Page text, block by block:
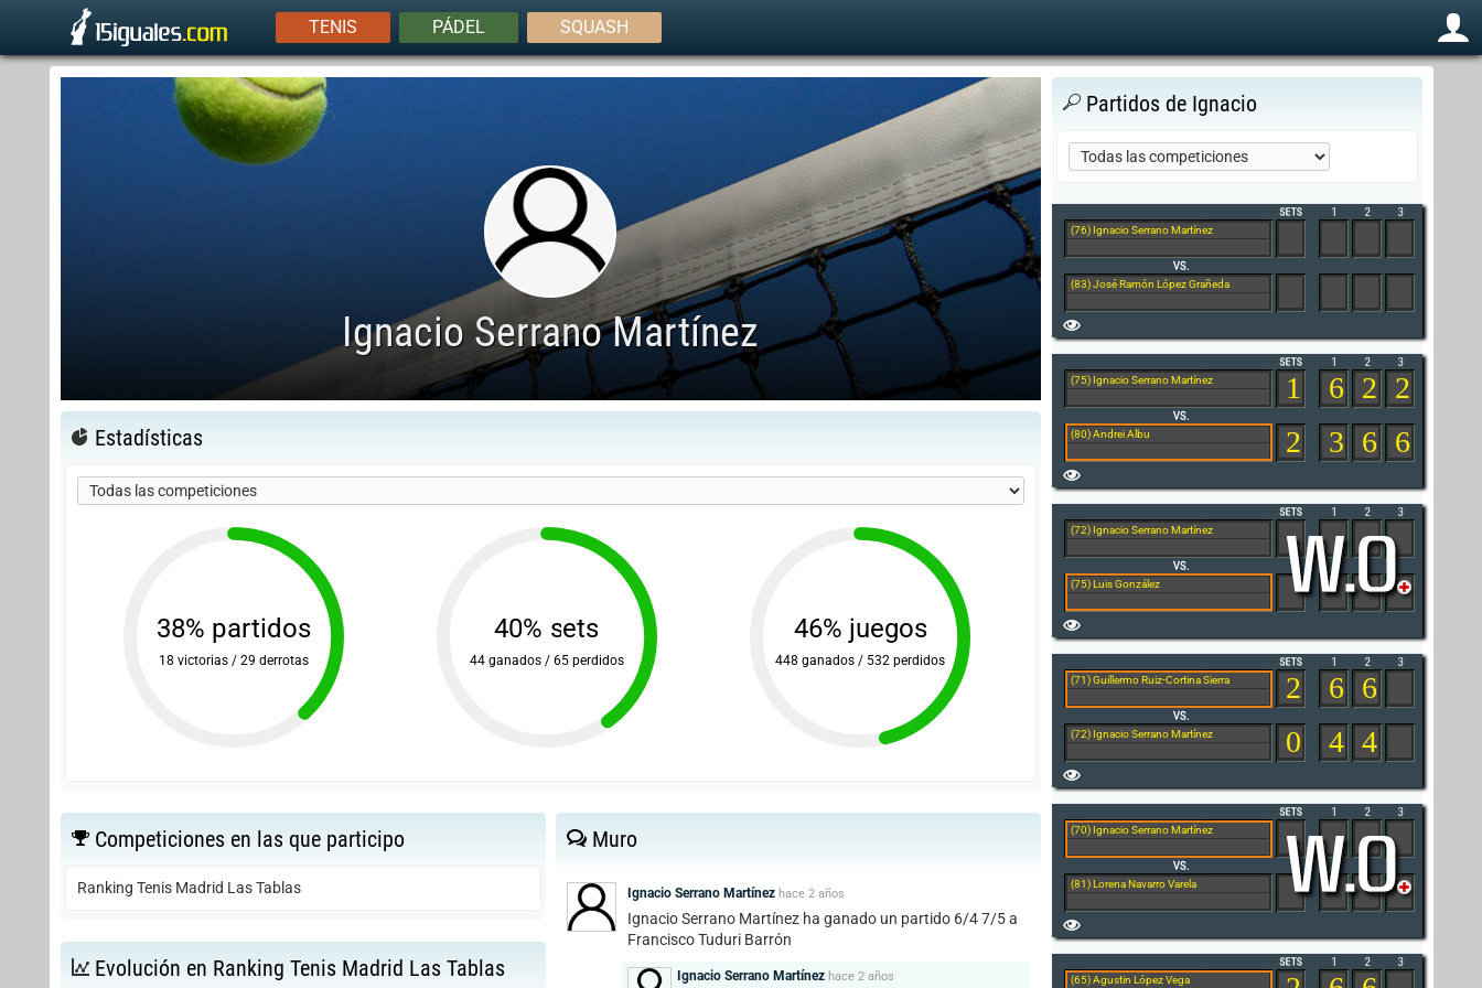
TENIS PÁDEL SQUASH
Ignacio Serrano Martínez
Estadísticas
38% partidos
18 victorias / 29 derrotas
40% sets
44 ganados / 65 perdidos
46% juegos
448 ganados / 532 perdidos
Competiciones en las que participo
Ranking Tenis Madrid Las Tablas
Evolución en Ranking Tenis Madrid Las Tablas
Muro
Ignacio Serrano Martínez hace 2 años
Ignacio Serrano Martínez ha ganado un partido 6/4 7/5 a
Francisco Tuduri Barrón
Ignacio Serrano Martínez hace 2 años
Partidos de Ignacio
(76) Ignacio Serrano Martínez
(83) José Ramón López Grañeda
(75) Ignacio Serrano Martínez
(80) Andrei Albu
1
2
6 2 2
3 6 6
(72) Ignacio Serrano Martínez
(75) Luis González
(71) Guillermo Ruiz-Cortina Sierra
(72) Ignacio Serrano Martínez
2
0
6 6
4 4
(70) Ignacio Serrano Martínez
(81) Lorena Navarro Varela
(65) Agustin López Vega